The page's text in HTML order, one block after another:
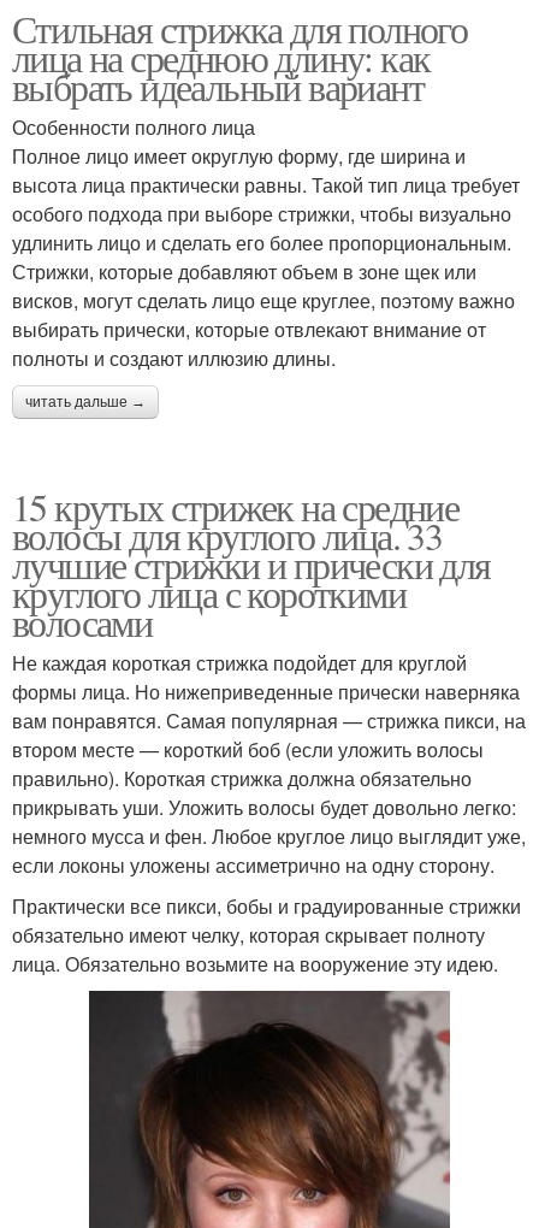
Стильная стрижка для полного
лица на среднюю длину: как
выбрать идеальный вариант
Особенности полного лица
Полное лицо имеет округлую форму, где ширина и
высота лица практически равны. Такой тип лица требует
особого подхода при выборе стрижки, чтобы визуально
удлинить лицо и сделать его более пропорциональным.
Стрижки, которые добавляют объем в зоне щек или
висков, могут сделать лицо еще круглее, поэтому важно
выбирать прически, которые отвлекают внимание от
полноты и создают иллюзию длины.
читать дальше →
15 крутых стрижек на средние
волосы для круглого лица. 33
лучшие стрижки и прически для
круглого лица с короткими
волосами
Не каждая короткая стрижка подойдет для круглой
формы лица. Но нижеприведенные прически наверняка
вам понравятся. Самая популярная — стрижка пикси, на
втором месте — короткий боб (если уложить волосы
правильно). Короткая стрижка должна обязательно
прикрывать уши. Уложить волосы будет довольно легко:
немного мусса и фен. Любое круглое лицо выглядит уже,
если локоны уложены ассиметрично на одну сторону.
Практически все пикси, бобы и градуированные стрижки
обязательно имеют челку, которая скрывает полноту
лица. Обязательно возьмите на вооружение эту идею.